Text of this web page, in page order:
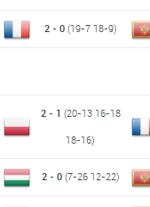
2 - 0(19-7 18-9)
2 - 1 (20-13 16-18
18-16)
2 - 0(7-26 12-22)